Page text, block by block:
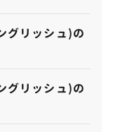
グリッシュ)の
グリッシュ)の